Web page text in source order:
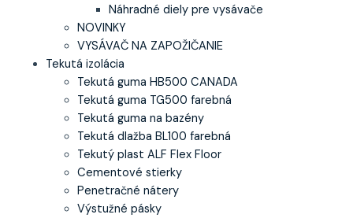
Náhradné diely pre vysávače
NOVINKY
VYSÁVAČ NA ZAPOŽIČANIE
Tekutá izolácia
Tekutá guma HB500 CANADA
Tekutá guma TG500 farebná
Tekutá guma na bazény
Tekutá dlažba BL100 farebná
Tekutý plast ALF Flex Floor
Cementové stierky
Penetračné nátery
Výstužné pásky